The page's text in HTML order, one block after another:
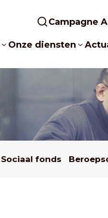
Campagne
Onze diensten
Sociaal fonds